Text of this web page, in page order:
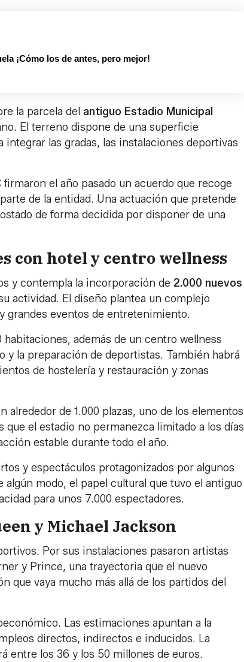
¡Cómo los de antes, pero mejor!
la parcela del antiguo Estadio Municipal
El terreno dispone de una superficie
las gradas, las instalaciones deportivas
el año pasado un acuerdo que recoge
de la entidad. Una actuación que pretende
de forma decidida por disponer de una
con hotel y centro wellness
y contempla la incorporación de 2.000 nuevos
actividad. El diseño plantea un complejo
grandes eventos de entretenimiento.
además de un centro wellness
la preparación de deportistas. También habrá
de hostelería y restauración y zonas
alrededor de 1.000 plazas, uno de los elementos
el estadio no permanezca limitado a los días
estable durante todo el año.
y espectáculos protagonizados por algunos
modo, el papel cultural que tuvo el antiguo
para unos 7.000 espectadores.
y Michael Jackson
Por sus instalaciones pasaron artistas
y Prince, una trayectoria que el nuevo
vaya mucho más allá de los partidos del
Las estimaciones apuntan a la
directos, indirectos e inducidos. La
entre los 36 y los 50 millones de euros.